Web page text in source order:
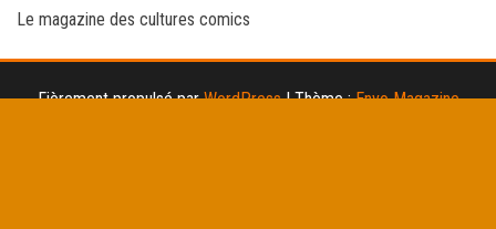
Le magazine des cultures comics
Fièrement propulsé parWordPress |Thème :Envo Magazine